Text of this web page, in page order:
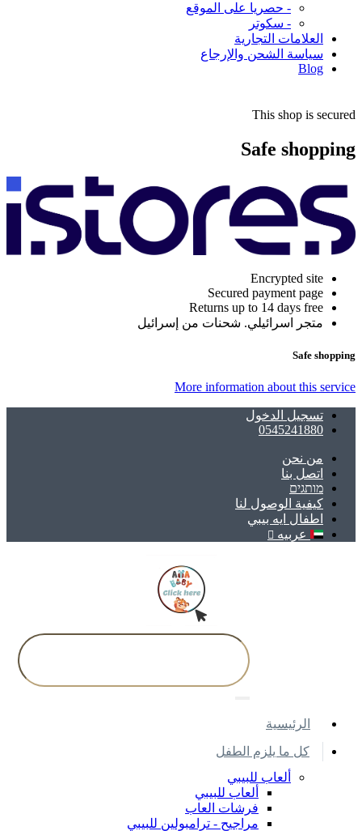
- حصريا على الموقع
- سكوتر
العلامات التجارية
سياسة الشحن والإرجاع
Blog
This shop is secured
Safe shopping
Encrypted site
Secured payment page
Returns up to 14 days free
متجر اسرائيلي. شحنات من إسرائيل
Safe shopping
More information about this service
تسجيل الدخول
0545241880
ﻣﻦ ﻧﺤﻦ
اتصل بنا
מותגים
كيفية الوصول لنا
اطفال ايه بيبي
عربيه
اﻟﺮﺋﻴﺴﻴﺔ
كل ما يلزم الطفل
ألعاب للبيبي
ألعاب للبيبي
فرشات العاب
مراجيح - ترامبولين للبيبي